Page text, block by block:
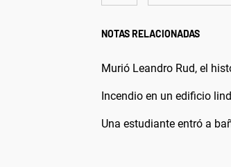
NOTAS RELACIONADAS
Murió Leandro Rud, el
Incendio en un edificio
Una estudiante entró a